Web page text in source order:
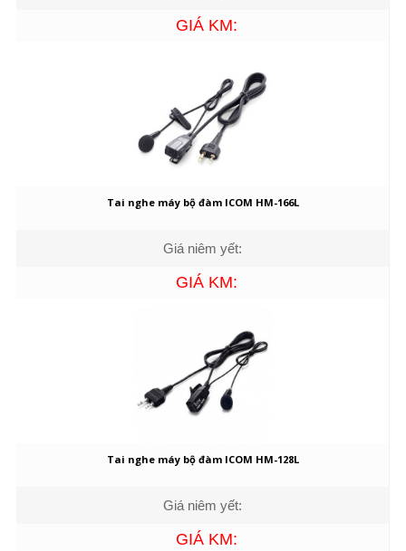
GIÁ KM:
Tai nghe máy bộ đàm ICOM HM-166L
Giá niêm yết:
GIÁ KM:
Tai nghe máy bộ đàm ICOM HM-128L
Giá niêm yết:
GIÁ KM: